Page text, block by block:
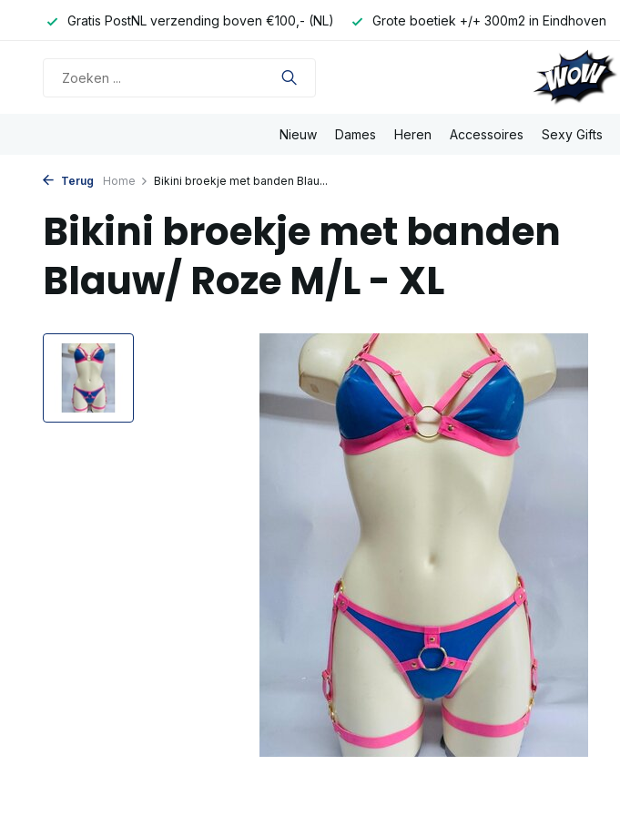
Gratis PostNL verzending boven €100,- (NL) Grote boetiek +/+ 300m2 in Eindhoven
Nieuw Dames Heren Accessoires Sexy Gifts
Terug Home Bikini broekje met banden Blau...
Bikini broekje met banden
Blauw/ Roze M/L - XL